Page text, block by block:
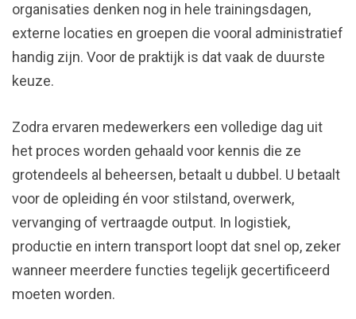
organisaties denken nog in hele trainingsdagen,
externe locaties en groepen die vooral administratief
handig zijn. Voor de praktijk is dat vaak de duurste
keuze.
Zodra ervaren medewerkers een volledige dag uit
het proces worden gehaald voor kennis die ze
grotendeels al beheersen, betaalt u dubbel. U betaalt
voor de opleiding én voor stilstand, overwerk,
vervanging of vertraagde output. In logistiek,
productie en intern transport loopt dat snel op, zeker
wanneer meerdere functies tegelijk gecertificeerd
moeten worden.